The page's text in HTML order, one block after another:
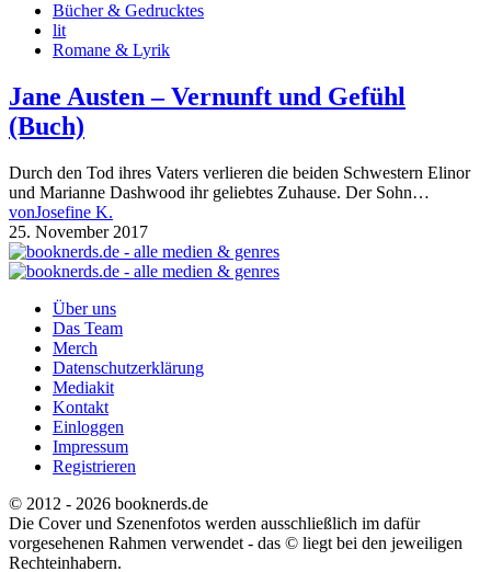
Bücher & Gedrucktes
lit
Romane & Lyrik
Jane Austen – Vernunft und Gefühl
(Buch)
Durch den Tod ihres Vaters verlieren die beiden Schwestern Elinor
und Marianne Dashwood ihr geliebtes Zuhause. Der Sohn…
vonJosefine K.
25. November 2017
Über uns
Das Team
Merch
Datenschutzerklärung
Mediakit
Kontakt
Einloggen
Impressum
Registrieren
© 2012 - 2026 booknerds.de
Die Cover und Szenenfotos werden ausschließlich im dafür
vorgesehenen Rahmen verwendet - das © liegt bei den jeweiligen
Rechteinhabern.